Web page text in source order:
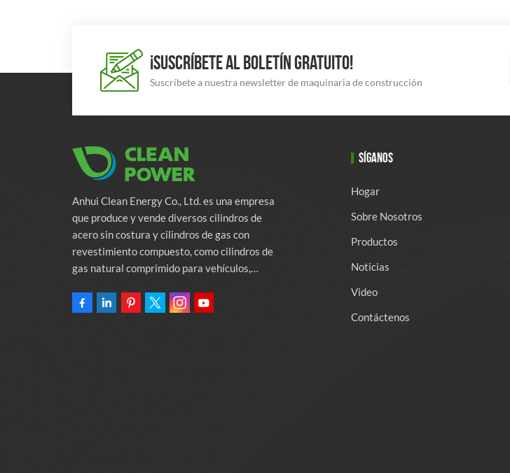
¡SUSCRÍBETE AL BOLETÍN GRATUITO!
Suscríbete a nuestra newsletter de maquinaria de construcción
Anhui Clean Energy Co., Ltd. es una empresa
que produce y vende diversos cilindros de
acero sin costura y cilindros de gas con
revestimiento compuesto, como cilindros de
gas natural comprimido para vehículos,
incendios. La empresa se compromete a
SÍGANOS
Hogar
Sobre Nosotros
Productos
Noticias
Video
Contáctenos